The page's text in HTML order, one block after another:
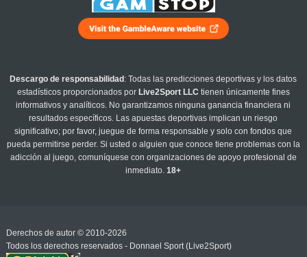
Descargo de responsabilidad : Todas las predicciones deportivas y los datos
estadísticos proporcionados por Live2Sport LLC tienen únicamente fines
informativos y analíticos. No garantizamos ninguna ganancia financiera ni
resultados específicos. Las apuestas deportivas implican un riesgo
significativo; por favor, juegue de forma responsable y solo con fondos que
pueda permitirse perder. Si usted o alguien que conoce tiene problemas con la
adicción al juego, comuníquese con organizaciones de apoyo profesional de
inmediato.18+
Derechos de autor © 2010-2026
Todos los derechos reservados - Donnael Sport (Live2Sport)